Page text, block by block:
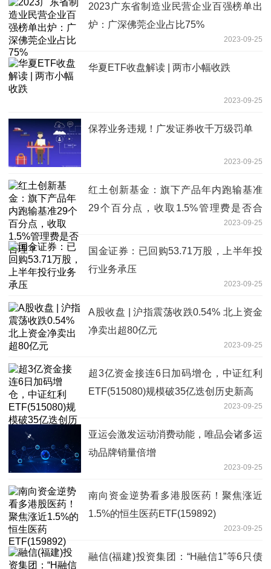
2023广东省制造业民营企业百强榜单出
炉：广深佛莞企业占比75%
2023-09-25
华夏ETF收盘解读 | 两市小幅收跌
2023-09-25
保荐业务违规！广发证券收千万级罚单
2023-09-25
红土创新基金：旗下产品年内跑输基准
29个百分点，收取1.5%管理费是否合
2023-09-25
国金证券：已回购53.71万股，上半年投
行业务承压
2023-09-25
A股收盘 | 沪指震荡收跌0.54% 北上资金
净卖出超80亿元
2023-09-25
超3亿资金接连6日加码增仓，中证红利
ETF(515080)规模破35亿迭创历史新高
2023-09-25
亚运会激发运动消费动能，唯品会诸多运
动品牌销量倍增
2023-09-25
南向资金逆势看多港股医药！聚焦涨近
1.5%的恒生医药ETF(159892)
2023-09-25
融信(福建)投资集团：“H融信1”等6只债